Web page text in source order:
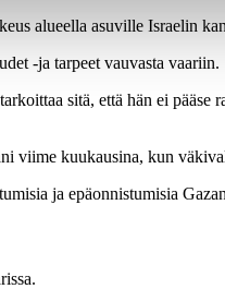
alueella asuville Israelin
-ja tarpeet vauvasta vaariin.
sitä, että hän ei pääse
viime kuukausina, kun
ja epäonnistumisia